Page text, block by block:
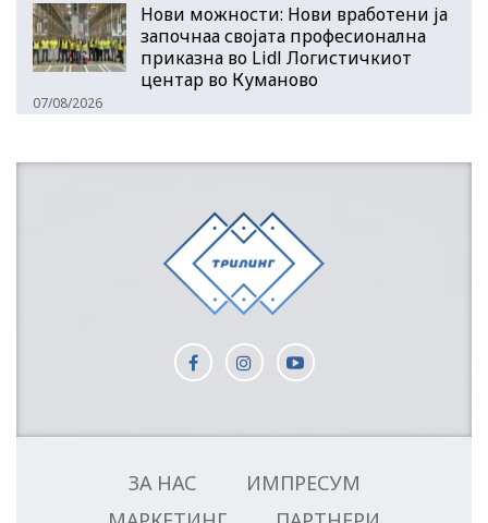
Нови можности: Нови вработени ја
започнаа својата професионална
приказна во Lidl Логистичкиот
центар во Куманово
07/08/2026
ЗА НАС
ИМПРЕСУМ